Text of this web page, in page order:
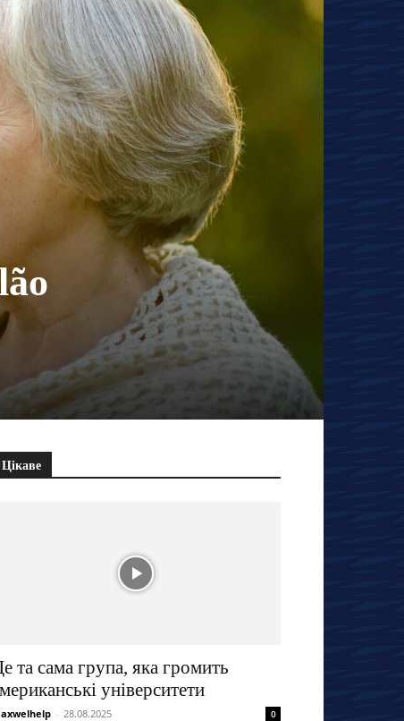
Цікаве
та сама група, яка громить
університети
- 28.08.2025 0